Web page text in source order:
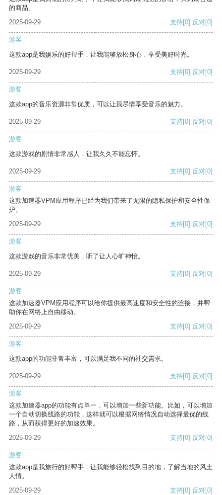
的商品。
2025-09-29
支持[0] 反对[0]
游客
这款app是我娱乐的好帮手，让我能够放松身心，享受美好时光。
2025-09-29 支持[0] 反对[0]
游客
这款app的音乐资源非常优质，可以让我尽情享受音乐的魅力。
2025-09-29 支持[0] 反对[0]
游客
这款游戏的剧情非常感人，让我久久不能忘怀。
2025-09-29 支持[0] 反对[0]
游客
这款加速器VPM应用程序已经为我们带来了无限的隐私保护和安全性保
护。
2025-09-29
支持[0] 反对[0]
游客
这款游戏的音乐非常优美，听了让人心旷神怡。
2025-09-29 支持[0] 反对[0]
游客
这款加速器VPM应用程序可以给你提供最高速度和安全性的连接，并帮
助你在网络上自由移动。
2025-09-29
支持[0] 反对[0]
游客
这款app的功能非常丰富，可以满足我不同的社交需求。
2025-09-29 支持[0] 反对[0]
游客
这款加速器app的功能有点单一，可以增加一些新功能。比如，可以增加
一个自动切换线路的功能，这样就可以根据网络情况自动选择最优的线
路，从而获得更好的加速效果。
2025-09-29
支持[0] 反对[0]
游客
这款app是我旅行的好帮手，让我能够轻松找到目的地，了解当地的风土
人情。
2025-09-29
支持[0] 反对[0]